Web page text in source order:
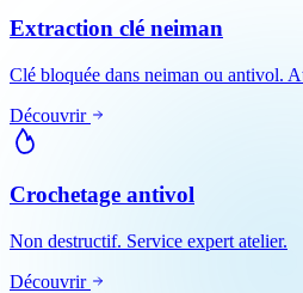
Extraction clé neiman
Clé bloquée dans neiman ou antivol.
Découvrir
Crochetage antivol
Non destructif. Service expert atelier.
Découvrir